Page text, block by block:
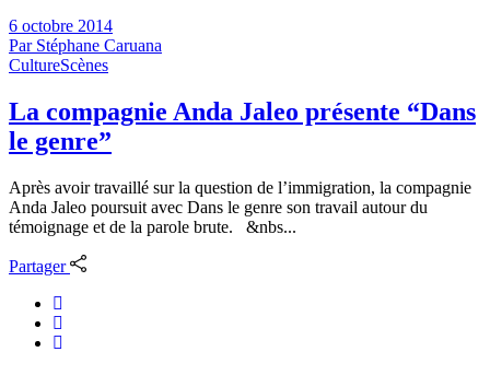
6 octobre 2014
Par Stéphane Caruana
CultureScènes
La compagnie Anda Jaleo présente “Dans
le genre”
Après avoir travaillé sur la question de l’immigration, la compagnie
Anda Jaleo poursuit avec Dans le genre son travail autour du
témoignage et de la parole brute. &nbs...
Partager